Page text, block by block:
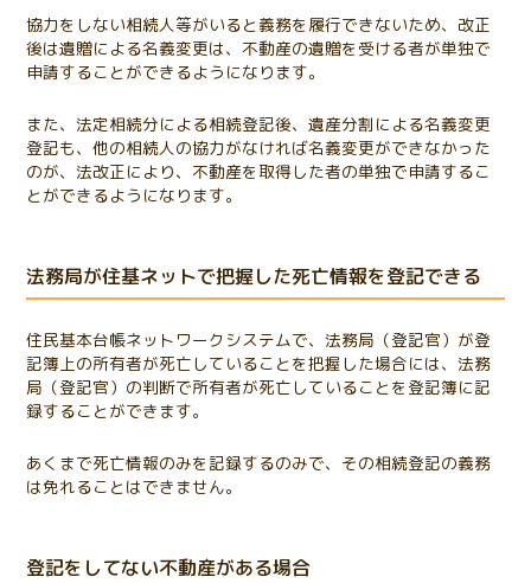
協力をしない相続人等がいると義務を履行できないため、改正
後は遺贈による名義変更は、不動産の遺贈を受ける者が単独で
申請することができるようになります。
また、法定相続分による相続登記後、遺産分割による名義変更
登記も、他の相続人の協力がなければ名義変更ができなかった
のが、法改正により、不動産を取得した者の単独で申請するこ
とができるようになります。
法務局が住基ネットで把握した死亡情報を登記できる
住民基本台帳ネットワークシステムで、法務局（登記官）が登
記簿上の所有者が死亡していることを把握した場合には、法務
局（登記官）の判断で所有者が死亡していることを登記簿に記
録することができます。
あくまで死亡情報のみを記録するのみで、その相続登記の義務
は免れることはできません。
登記をしてない不動産がある場合